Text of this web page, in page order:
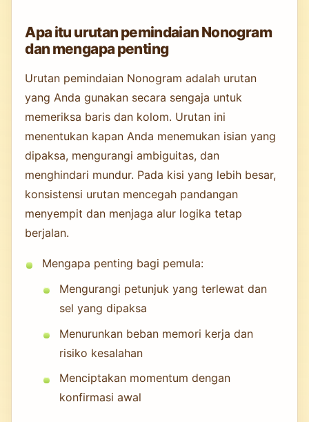
Apa itu urutan pemindaian Nonogram
dan mengapa penting
Urutan pemindaian Nonogram adalah urutan
yang Anda gunakan secara sengaja untuk
memeriksa baris dan kolom. Urutan ini
menentukan kapan Anda menemukan isian yang
dipaksa, mengurangi ambiguitas, dan
menghindari mundur. Pada kisi yang lebih besar,
konsistensi urutan mencegah pandangan
menyempit dan menjaga alur logika tetap
berjalan.
Mengapa penting bagi pemula:
Mengurangi petunjuk yang terlewat dan
sel yang dipaksa
Menurunkan beban memori kerja dan
risiko kesalahan
Menciptakan momentum dengan
konfirmasi awal